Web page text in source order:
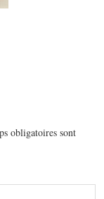
obligatoires sont